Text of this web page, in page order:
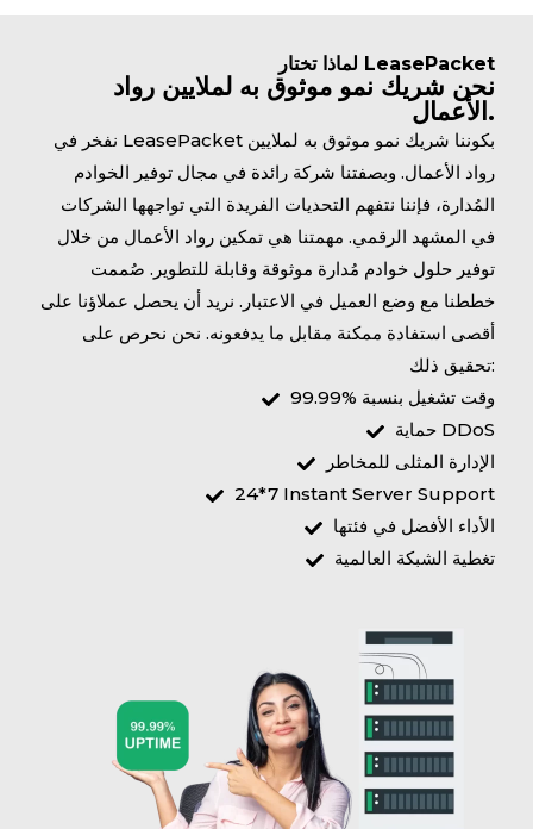
لماذا تختار LeasePacket
نحن شريك نمو موثوق به لملايين رواد
الأعمال.
نفخر في LeasePacket بكوننا شريك نمو موثوق به لملايين
رواد الأعمال. وبصفتنا شركة رائدة في مجال توفير الخوادم
المُدارة، فإننا نتفهم التحديات الفريدة التي تواجهها الشركات
في المشهد الرقمي. مهمتنا هي تمكين رواد الأعمال من خلال
توفير حلول خوادم مُدارة موثوقة وقابلة للتطوير. صُممت
خططنا مع وضع العميل في الاعتبار. نريد أن يحصل عملاؤنا على
أقصى استفادة ممكنة مقابل ما يدفعونه. نحن نحرص على
تحقيق ذلك:
وقت تشغيل بنسبة %99.99
حماية DDoS
الإدارة المثلى للمخاطر
24*7 Instant Server Support
الأداء الأفضل في فئتها
تغطية الشبكة العالمية